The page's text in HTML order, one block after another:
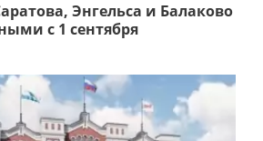
Энгельса и Балаково
с 1 сентября